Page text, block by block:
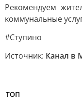
Рекомендуем
коммунальные
#Ступино
Источник: Канал в
ТОП